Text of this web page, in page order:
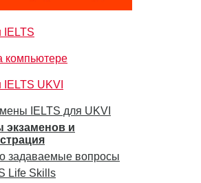
IELTS
компьютере
UKVI
IELTS для UKVI
экзаменов и
задаваемые вопросы
Life Skills